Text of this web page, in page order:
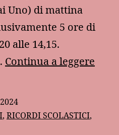
Uno) di mattina
5 ore di
alle 14,15.
Continua a leggere
, RICORDI SCOLASTICI,